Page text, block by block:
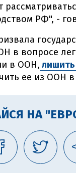
РФ", -
в вопросе
в ООН, лишить
ее из ООН
НА